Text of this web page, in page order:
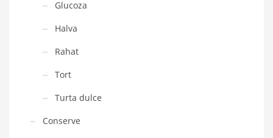
Glucoza
Halva
Rahat
Tort
Turta dulce
Conserve